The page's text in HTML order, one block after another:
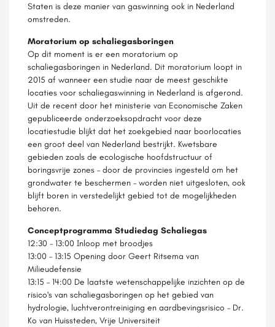
Staten is deze manier van gaswinning ook in Nederland
omstreden.
Moratorium op schaliegasboringen
Op dit moment is er een moratorium op
schaliegasboringen in Nederland. Dit moratorium loopt in
2015 af wanneer een studie naar de meest geschikte
locaties voor schaliegaswinning in Nederland is afgerond.
Uit de recent door het ministerie van Economische Zaken
gepubliceerde onderzoeksopdracht voor deze
locatiestudie blijkt dat het zoekgebied naar boorlocaties
een groot deel van Nederland bestrijkt. Kwetsbare
gebieden zoals de ecologische hoofdstructuur of
boringsvrije zones – door de provincies ingesteld om het
grondwater te beschermen – worden niet uitgesloten, ook
blijft boren in verstedelijkt gebied tot de mogelijkheden
behoren.
Conceptprogramma Studiedag Schaliegas
12:30 – 13:00 Inloop met broodjes
13:00 – 13:15 Opening door Geert Ritsema van
Milieudefensie
13:15 – 14:00 De laatste wetenschappelijke inzichten op de
risico's van schaliegasboringen op het gebied van
hydrologie, luchtverontreiniging en aardbevingsrisico – Dr.
Ko van Huissteden, Vrije Universiteit